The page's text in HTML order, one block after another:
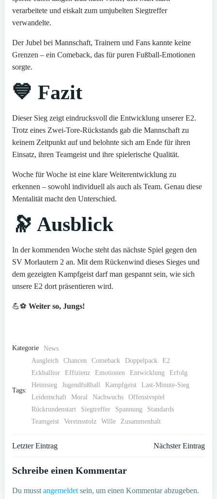
verarbeitete und eiskalt zum umjubelten Siegtreffer
verwandelte.
Der Jubel bei Mannschaft, Trainern und Fans kannte keine
Grenzen – ein Comeback, das für puren Fußball-Emotionen
sorgte.
💙 Fazit
Dieser Sieg zeigt eindrucksvoll die Entwicklung unserer E2.
Trotz eines Zwei-Tore-Rückstands gab die Mannschaft zu
keinem Zeitpunkt auf und belohnte sich am Ende für ihren
Einsatz, ihren Teamgeist und ihre spielerische Qualität.
Woche für Woche ist eine klare Weiterentwicklung zu
erkennen – sowohl individuell als auch als Team. Genau diese
Mentalität macht den Unterschied.
🔭 Ausblick
In der kommenden Woche steht das nächste Spiel gegen den
SV Morlautern 2 an. Mit dem Rückenwind dieses Sieges und
dem gezeigten Kampfgeist darf man gespannt sein, wie sich
unsere E2 dort präsentieren wird.
💪⚽ Weiter so, Jungs!
Kategorie News
Tags:
Ausgleich Chancen Comeback Doppelpack
E2
Eckballtor
Effizienz Emotionen Entwicklung
Erfolg
Heimsieg
Jugendfußball Kampfgeist
Last-Minute-Sieg
Leidenschaft
Moral Nachwuchs
Offensivspiel
Rückrundenstart
Siegtreffer Spannung
Standards
Teamgeist
Vereinsstolz Wille Zusammenhalt
Post
navigation
Letzter Eintrag
navigation
Nächster Eintrag
Schreibe einen Kommentar
Du musst angemeldet sein, um einen Kommentar abzugeben.